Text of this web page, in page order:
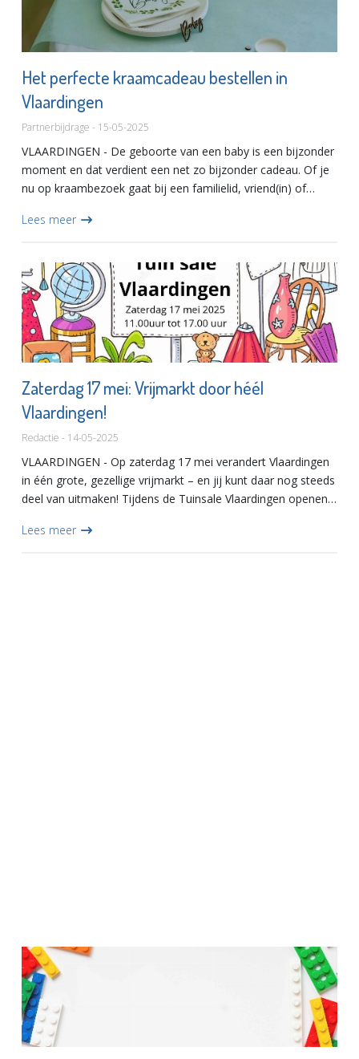
Het perfecte kraamcadeau bestellen in
Vlaardingen
Partnerbijdrage - 15-05-2025
VLAARDINGEN - De geboorte van een baby is een bijzonder
moment en dat verdient een net zo bijzonder cadeau. Of je
nu op kraambezoek gaat bij een familielid, vriend(in) of
z...
Lees meer
Zaterdag 17 mei: Vrijmarkt door héél
Vlaardingen!
Redactie - 14-05-2025
VLAARDINGEN - Op zaterdag 17 mei verandert Vlaardingen
in één grote, gezellige vrijmarkt – en jij kunt daar nog steeds
deel van uitmaken! Tijdens de Tuinsale Vlaardingen openen
Lees meer